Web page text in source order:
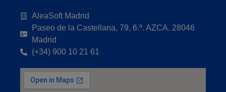
AleaSoft Madrid
Paseo de la Castellana, 79, 6.ª. AZCA. 28046
Madrid
(+34) 900 10 21 61